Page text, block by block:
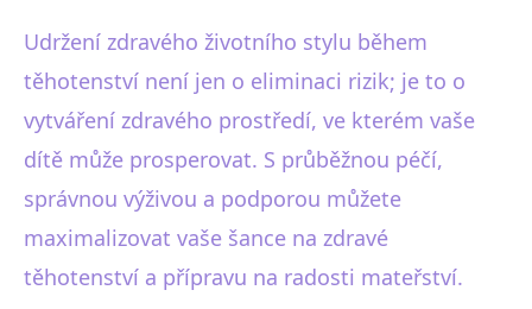
Udržení zdravého životního stylu během
těhotenství není jen o eliminaci rizik; je to o
vytváření zdravého prostředí, ve kterém vaše
dítě může prosperovat. S průběžnou péčí,
správnou výživou a podporou můžete
maximalizovat vaše šance na zdravé
těhotenství a přípravu na radosti mateřství.